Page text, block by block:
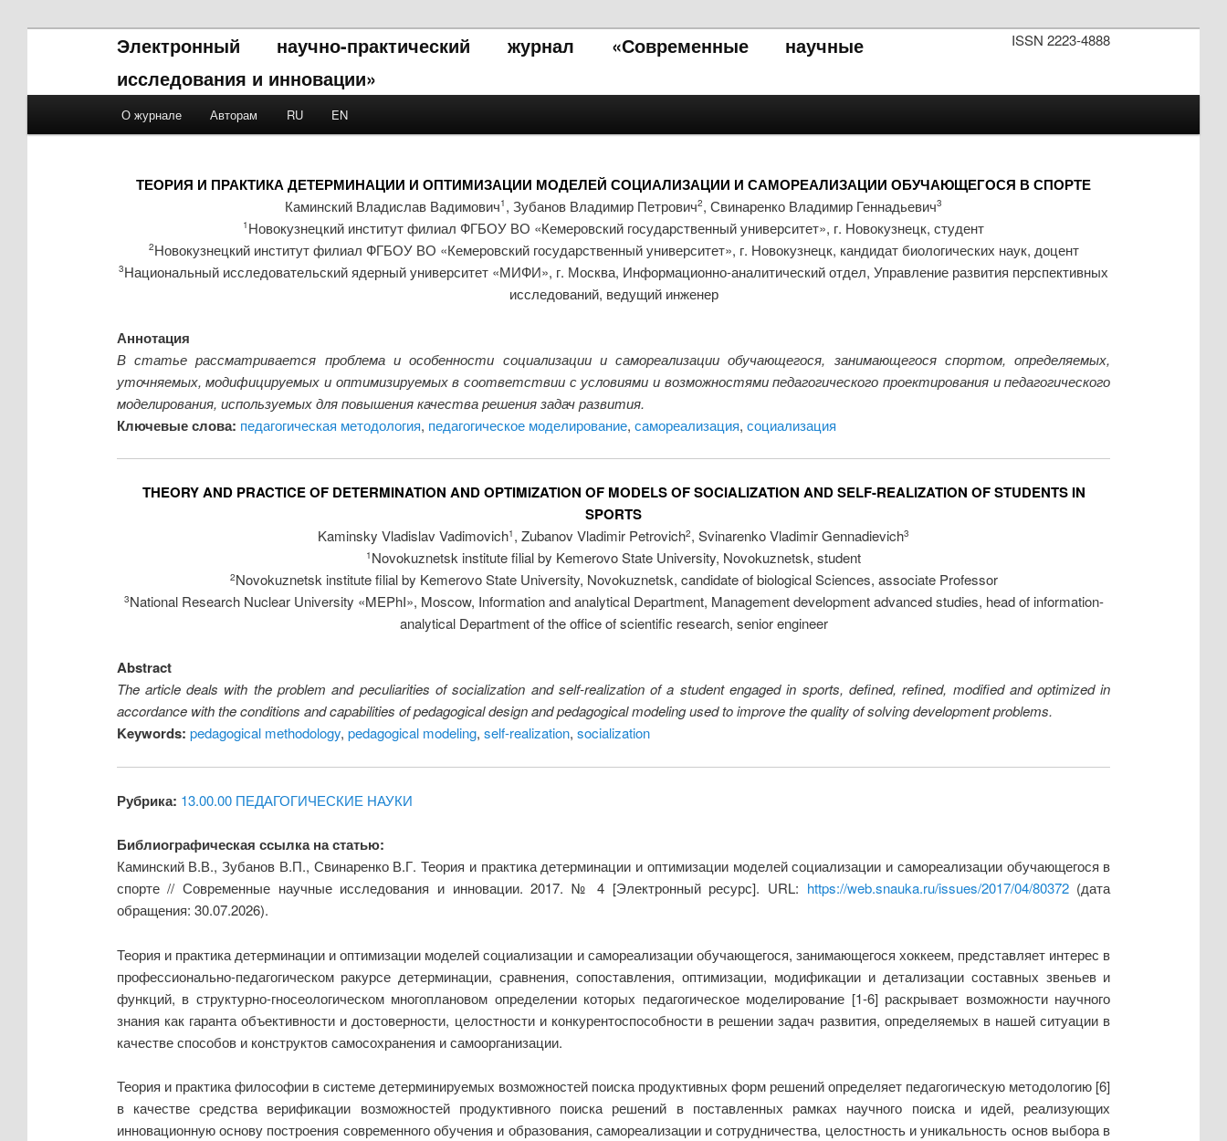
ISSN 2223-4888
Электронный научно-практический журнал «Современные научные
исследования и инновации»
Skip to primary content
Skip to secondary content
О журнале Авторам RU EN
ТЕОРИЯ И ПРАКТИКА ДЕТЕРМИНАЦИИ И ОПТИМИЗАЦИИ МОДЕЛЕЙ СОЦИАЛИЗАЦИИ И САМОРЕАЛИЗАЦИИ ОБУЧАЮЩЕГОСЯ В СПОРТЕ
Каминский Владислав Вадимович1 , Зубанов Владимир Петрович2, Свинаренко Владимир Геннадьевич3
1 Новокузнецкий институт филиал ФГБОУ ВО «Кемеровский государственный университет», г. Новокузнецк, студент
2Новокузнецкий институт филиал ФГБОУ ВО «Кемеровский государственный университет», г. Новокузнецк, кандидат биологических наук, доцент
3Национальный исследовательский ядерный университет «МИФИ», г. Москва, Информационно-аналитический отдел, Управление развития перспективных
исследований, ведущий инженер
Аннотация
В статье рассматривается проблема и особенности социализации и самореализации обучающегося, занимающегося спортом, определяемых,
уточняемых, модифицируемых и оптимизируемых в соответствии с условиями и возможностями педагогического проектирования и педагогического
моделирования, используемых для повышения качества решения задач развития.
Ключевые слова: педагогическая методология, педагогическое моделирование, самореализация, социализация
THEORY AND PRACTICE OF DETERMINATION AND OPTIMIZATION OF MODELS OF SOCIALIZATION AND SELF-REALIZATION OF STUDENTS IN
SPORTS
Kaminsky Vladislav Vadimovich1 , Zubanov Vladimir Petrovich2, Svinarenko Vladimir Gennadievich3
1 Novokuznetsk institute filial by Kemerovo State University, Novokuznetsk, student
2Novokuznetsk institute filial by Kemerovo State University, Novokuznetsk, candidate of biological Sciences, associate Professor
3National Research Nuclear University «MEPhI», Moscow, Information and analytical Department, Management development advanced studies, head of information-
analytical Department of the office of scientific research, senior engineer
Abstract
The article deals with the problem and peculiarities of socialization and self-realization of a student engaged in sports, defined, refined, modified and optimized in
accordance with the conditions and capabilities of pedagogical design and pedagogical modeling used to improve the quality of solving development problems.
Keywords: pedagogical methodology, pedagogical modeling, self-realization, socialization
Рубрика: 13.00.00 ПЕДАГОГИЧЕСКИЕ НАУКИ
Библиографическая ссылка на статью:
Каминский В.В., Зубанов В.П., Свинаренко В.Г. Теория и практика детерминации и оптимизации моделей социализации и самореализации обучающегося в
спорте // Современные научные исследования и инновации. 2017. № 4 [Электронный ресурс]. URL: https://web.snauka.ru/issues/2017/04/80372(дата
обращения: 30.07.2026).
Теория и практика детерминации и оптимизации моделей социализации и самореализации обучающегося, занимающегося хоккеем, представляет интерес в
профессионально-педагогическом ракурсе детерминации, сравнения, сопоставления, оптимизации, модификации и детализации составных звеньев и
функций, в структурно-гносеологическом многоплановом определении которых педагогическое моделирование [1-6] раскрывает возможности научного
знания как гаранта объективности и достоверности, целостности и конкурентоспособности в решении задач развития, определяемых в нашей ситуации в
качестве способов и конструктов самосохранения и самоорганизации.
Теория и практика философии в системе детерминируемых возможностей поиска продуктивных форм решений определяет педагогическую методологию [6]
в качестве средства верификации возможностей продуктивного поиска решений в поставленных рамках научного поиска и идей, реализующих
инновационную основу построения современного обучения и образования, самореализации и сотрудничества, целостность и уникальность основ выбора в